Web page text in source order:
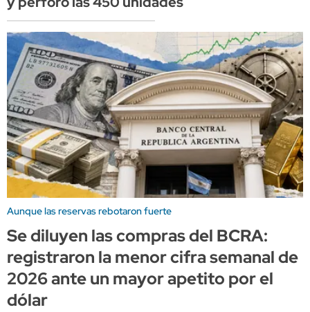
Aunque las reservas rebotaron fuerte
Se diluyen las compras del BCRA:
registraron la menor cifra semanal de
2026 ante un mayor apetito por el
dólar